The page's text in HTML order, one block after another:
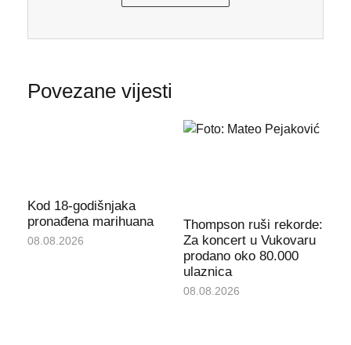
Povezane vijesti
Kod 18-godišnjaka
pronađena marihuana
08.08.2026
Thompson ruši rekorde:
Za koncert u Vukovaru
prodano oko 80.000
ulaznica
08.08.2026